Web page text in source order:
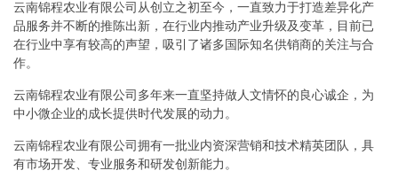
云南锦程农业有限公司从创立之初至今，一直致力于打造差异化产
品服务并不断的推陈出新，在行业内推动产业升级及变革，目前已
在行业中享有较高的声望，吸引了诸多国际知名供销商的关注与合
作。
云南锦程农业有限公司多年来一直坚持做人文情怀的良心诚企，为
中小微企业的成长提供时代发展的动力。
云南锦程农业有限公司拥有一批业内资深营销和技术精英团队，具
有市场开发、专业服务和研发创新能力。